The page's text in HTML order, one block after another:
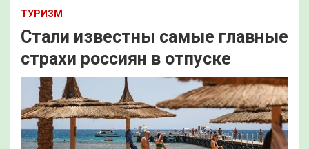
ТУРИЗМ
Стали известны самые главные
страхи россиян в отпуске